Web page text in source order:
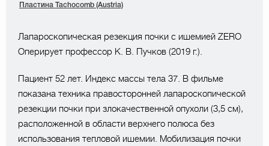
Пластина Tachocomb (Austria)
Лапароскопическая резекция почки с ишемией ZERO
Оперирует профессор К. В. Пучков (2019 г.).
Пациент 52 лет. Индекс массы тела 37. В фильме
показана техника правосторонней лапароскопической
резекции почки при злокачественной опухоли (3,5 см),
расположенной в области верхнего полюса без
использования тепловой ишемии. Мобилизация почки